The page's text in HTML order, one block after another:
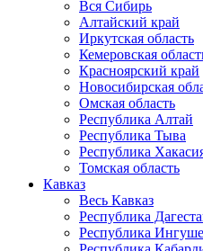
Вся Сибирь
Алтайский край
Иркутская область
Кемеровская
Красноярский край
Новосибирская
Омская область
Республика Алтай
Республика Тыва
Республика
Томская область
Кавказ
Весь Кавказ
Республика
Республика